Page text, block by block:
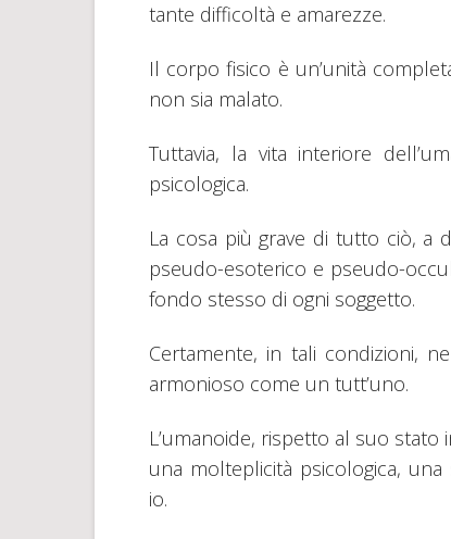
tante difficoltà e amarezze.
Il corpo fisico è un’unità
non sia malato.
Tuttavia, la vita interiore
psicologica.
La cosa più grave di tutto ciò, a
pseudo-esoterico e pseudo-
fondo stesso di ogni soggetto.
Certamente, in tali condizioni,
armonioso come un tutt’uno.
L’umanoide, rispetto al suo stato
una molteplicità psicologica, una
io.